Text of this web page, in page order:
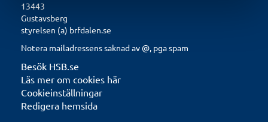
13443
Gustavsberg
styrelsen (a) brfdalen.se
Notera mailadressens saknad av @, pga spam
Besök HSB.se
Läs mer om cookies här
Cookieinställningar
Redigera hemsida